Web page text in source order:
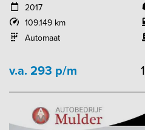
2017
109.149 km
Automaat
v.a. 293 p/m